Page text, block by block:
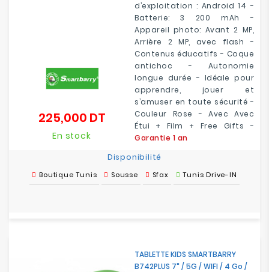
d’exploitation : Android 14 -
Batterie: 3 200 mAh -
Appareil photo: Avant 2 MP,
Arrière 2 MP, avec flash -
Contenus éducatifs - Coque
antichoc - Autonomie
longue durée - Idéale pour
apprendre, jouer et
s’amuser en toute sécurité -
Couleur Rose - Avec Avec
Étui + Film + Free Gifts -
Garantie 1 an
225,000 DTPrix
En stock
Disponibilité
Boutique Tunis Sousse Sfax Tunis Drive-IN
TABLETTE KIDS SMARTBARRY
B742PLUS 7" / 5G / WIFI / 4 Go /